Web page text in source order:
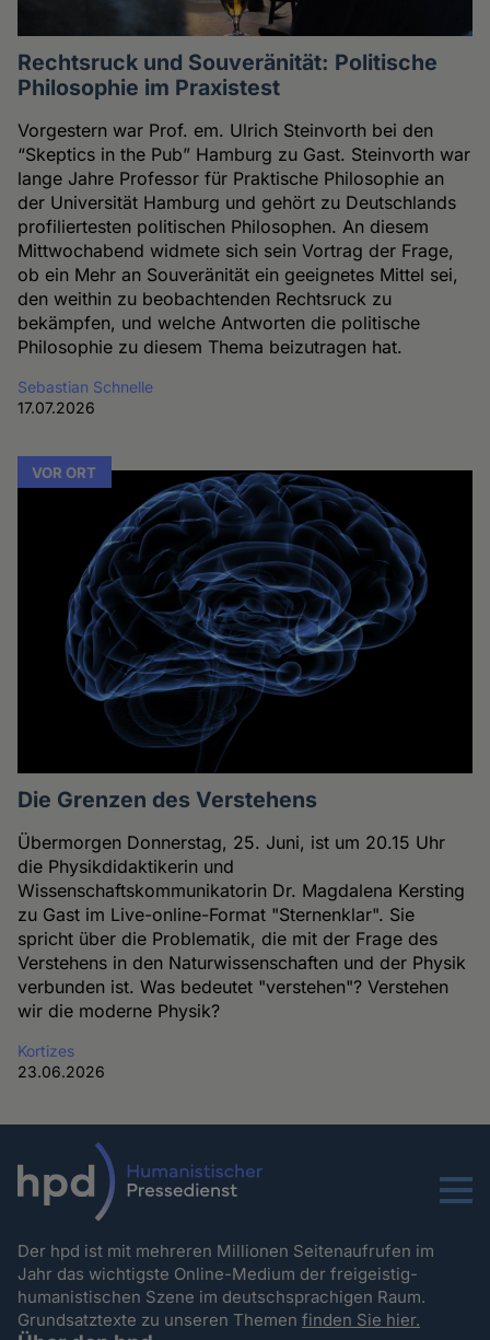
Rechtsruck und Souveränität: Politische
Philosophie im Praxistest
Vorgestern war Prof. em. Ulrich Steinvorth bei den
“Skeptics in the Pub” Hamburg zu Gast. Steinvorth war
lange Jahre Professor für Praktische Philosophie an
der Universität Hamburg und gehört zu Deutschlands
profiliertesten politischen Philosophen. An diesem
Mittwochabend widmete sich sein Vortrag der Frage,
ob ein Mehr an Souveränität ein geeignetes Mittel sei,
den weithin zu beobachtenden Rechtsruck zu
bekämpfen, und welche Antworten die politische
Philosophie zu diesem Thema beizutragen hat.
Sebastian Schnelle
17.07.2026
VOR ORT
Die Grenzen des Verstehens
Übermorgen Donnerstag, 25. Juni, ist um 20.15 Uhr
die Physikdidaktikerin und
Wissenschaftskommunikatorin Dr. Magdalena Kersting
zu Gast im Live-online-Format "Sternenklar". Sie
spricht über die Problematik, die mit der Frage des
Verstehens in den Naturwissenschaften und der Physik
verbunden ist. Was bedeutet "verstehen"? Verstehen
wir die moderne Physik?
Kortizes
23.06.2026
Menu
Der hpd ist mit mehreren Millionen Seitenaufrufen im
Jahr das wichtigste Online-Medium der freigeistig-
humanistischen Szene im deutschsprachigen Raum.
Grundsatztexte zu unseren Themenfinden Sie hier.